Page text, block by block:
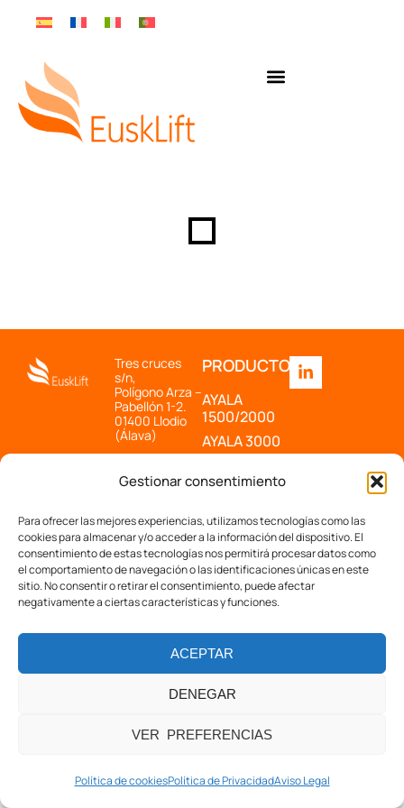
Gestionar consentimiento
Para ofrecer las mejores experiencias, utilizamos tecnologías como las
cookies para almacenar y/o acceder a la información del dispositivo. El
consentimiento de estas tecnologías nos permitirá procesar datos como
el comportamiento de navegación o las identificaciones únicas en este
sitio. No consentir o retirar el consentimiento, puede afectar
negativamente a ciertas características y funciones.
ACEPTAR
DENEGAR
VER PREFERENCIAS
Política de cookiesPolítica de PrivacidadAviso Legal
Tres cruces
s/n,
Polígono Arza –
Pabellón 1-2.
01400 Llodio
(Álava)
comercial@eusklift.com
PRODUCTOS
AYALA
1500/2000
AYALA 3000
LAIDA
CLIMBIA
KANGAROO
© 2026EUSKLIFT. All rights reserved